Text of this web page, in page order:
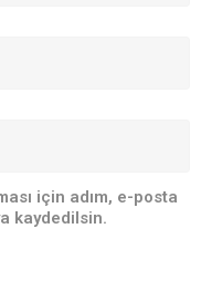
için adım, e-posta
kaydedilsin.